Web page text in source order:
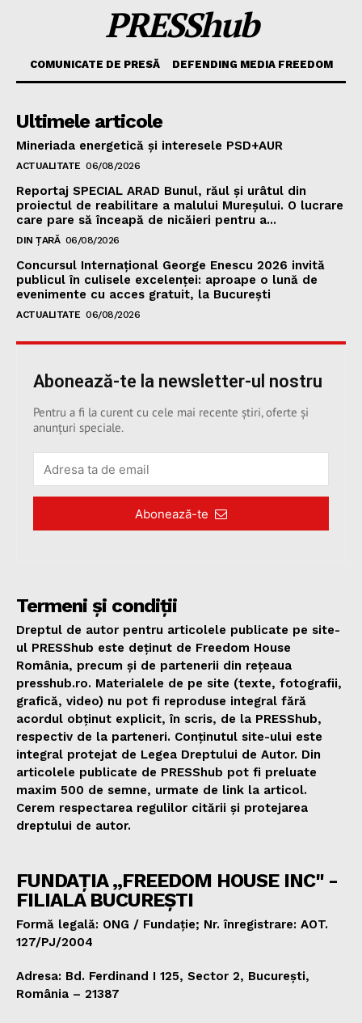
PRESShub
COMUNICATE DE PRESĂ DEFENDING MEDIA FREEDOM
Ultimele articole
Mineriada energetică și interesele PSD+AUR
ACTUALITATE 06/08/2026
Reportaj SPECIAL ARAD Bunul, răul și urâtul din
proiectul de reabilitare a malului Mureșului. O lucrare
care pare să înceapă de nicăieri pentru a...
DIN ȚARĂ 06/08/2026
Concursul Internațional George Enescu 2026 invită
publicul în culisele excelenței: aproape o lună de
evenimente cu acces gratuit, la București
ACTUALITATE 06/08/2026
Abonează-te la newsletter-ul nostru
Pentru a fi la curent cu cele mai recente știri, oferte și
anunțuri speciale.
Abonează-te
Termeni și condiții
Dreptul de autor pentru articolele publicate pe site-
ul PRESShub este deținut de Freedom House
România, precum și de partenerii din rețeaua
presshub.ro. Materialele de pe site (texte, fotografii,
grafică, video) nu pot fi reproduse integral fără
acordul obținut explicit, în scris, de la PRESShub,
respectiv de la parteneri. Conținutul site-ului este
integral protejat de Legea Dreptului de Autor. Din
articolele publicate de PRESShub pot fi preluate
maxim 500 de semne, urmate de link la articol.
Cerem respectarea regulilor citării și protejarea
dreptului de autor.
FUNDAȚIA „FREEDOM HOUSE INC" -
FILIALA BUCUREȘTI
Formă legală: ONG / Fundație; Nr. înregistrare: AOT.
127/PJ/2004
Adresa: Bd. Ferdinand I 125, Sector 2, București,
România – 21387